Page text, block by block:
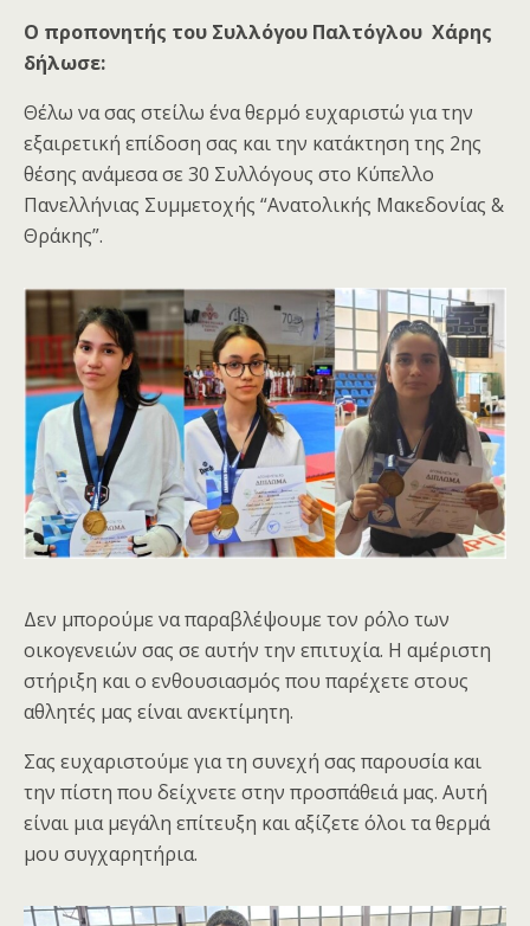
Ο προπονητής του Συλλόγου Παλτόγλου Χάρης
δήλωσε:
Θέλω να σας στείλω ένα θερμό ευχαριστώ για την
εξαιρετική επίδοση σας και την κατάκτηση της 2ης
θέσης ανάμεσα σε 30 Συλλόγους στο Κύπελλο
Πανελλήνιας Συμμετοχής “Ανατολικής Μακεδονίας &
Θράκης”.
Δεν μπορούμε να παραβλέψουμε τον ρόλο των
οικογενειών σας σε αυτήν την επιτυχία. Η αμέριστη
στήριξη και ο ενθουσιασμός που παρέχετε στους
αθλητές μας είναι ανεκτίμητη.
Σας ευχαριστούμε για τη συνεχή σας παρουσία και
την πίστη που δείχνετε στην προσπάθειά μας. Αυτή
είναι μια μεγάλη επίτευξη και αξίζετε όλοι τα θερμά
μου συγχαρητήρια.